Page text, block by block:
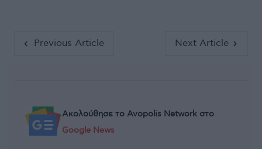
Previous Article Next Article
Ακολούθησε το Avopolis Network στο
Google News